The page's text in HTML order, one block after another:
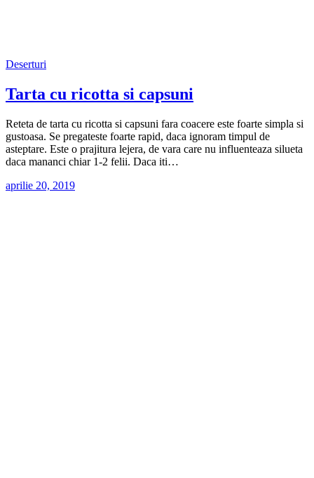
Deserturi
Tarta cu ricotta si capsuni
Reteta de tarta cu ricotta si capsuni fara coacere este foarte simpla si
gustoasa. Se pregateste foarte rapid, daca ignoram timpul de
asteptare. Este o prajitura lejera, de vara care nu influenteaza silueta
daca mananci chiar 1-2 felii. Daca iti…
aprilie 20, 2019